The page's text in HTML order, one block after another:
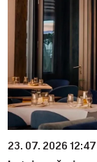
23. 07. 2026 12:47